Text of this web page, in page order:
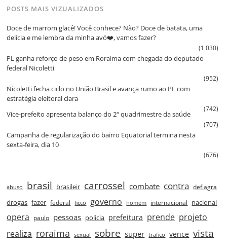
POSTS MAIS VIZUALIZADOS
Doce de marrom glacê! Você conhece? Não? Doce de batata, uma
delícia e me lembra da minha avó❤️, vamos fazer?
(1.030)
PL ganha reforço de peso em Roraima com chegada do deputado
federal Nicoletti
(952)
Nicoletti fecha ciclo no União Brasil e avança rumo ao PL com
estratégia eleitoral clara
(742)
Vice‑prefeito apresenta balanço do 2º quadrimestre da saúde
(707)
Campanha de regularização do bairro Equatorial termina nesta
sexta‑feira, dia 10
(676)
abuso brasil brasileir carrossel combate contra deflagra
drogas fazer federal ficco governo homem internacional nacional
opera paulo pessoas policia prefeitura prende projeto
realiza roraima sexual sobre super trafico vence vista